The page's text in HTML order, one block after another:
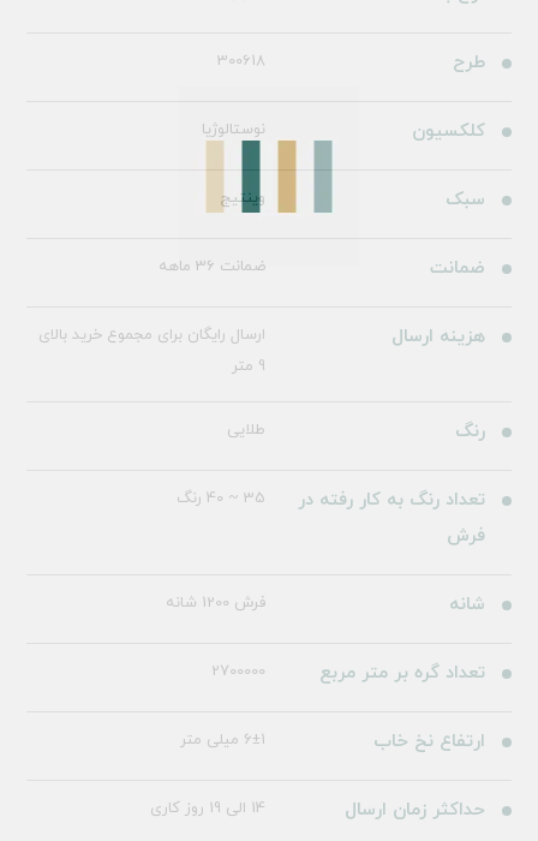
طرح 300618
کلکسیون نوستالوژیا
سبک وینتیج
ضمانت ضمانت 36 ماهه
هزینه ارسال
ارسال رایگان برای مجموع خرید بالای
9 متر
رنگ طلایی
تعداد رنگ به کار رفته در
فرش
35 ~ 40 رنگ
شانه فرش 1200 شانه
تعداد گره بر متر مربع 2700000
ارتفاع نخ خاب 6±1 میلی متر
حداکثر زمان ارسال 14 الی 19 روز کاری